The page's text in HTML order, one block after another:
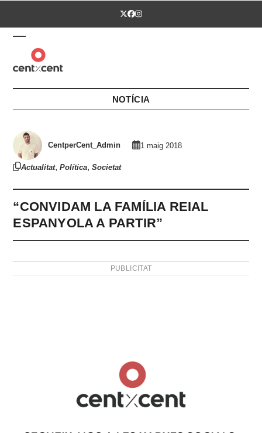
Twitter
Facebook
Instagram
Open
mobile
menu
Close
mobile
menu
NOTÍCIA
CentperCent_Admin 1 maig 2018
Actualitat,Política,Societat
“CONVIDAM LA FAMÍLIA REIAL
ESPANYOLA A PARTIR”
PUBLICITAT